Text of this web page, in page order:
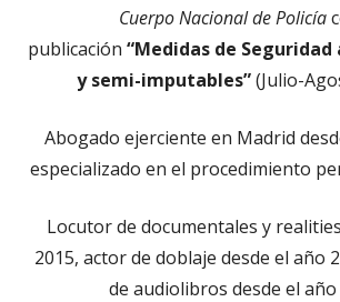
Cuerpo Nacional de Policía
publicación “Medidas de
y semi-imputables”(Julio-
Abogado ejerciente en Madrid
especializado en el procedimiento
Locutor de documentales y
2015, actor de doblaje desde el año
de audiolibros desde el año